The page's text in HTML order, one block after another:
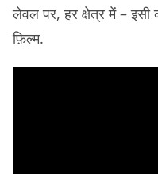
लेवल पर, हर क्षेत्र में – इसी
फ़िल्म.